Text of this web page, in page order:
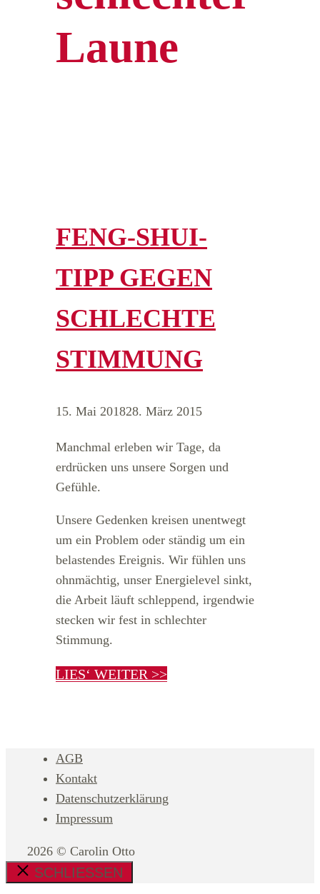
Laune
FENG-SHUI-
TIPP GEGEN
SCHLECHTE
STIMMUNG
15. Mai 201828. März 2015
Manchmal erleben wir Tage, da
erdrücken uns unsere Sorgen und
Gefühle.
Unsere Gedenken kreisen unentwegt
um ein Problem oder ständig um ein
belastendes Ereignis. Wir fühlen uns
ohnmächtig, unser Energielevel sinkt,
die Arbeit läuft schleppend, irgendwie
stecken wir fest in schlechter
Stimmung.
LIES‘ WEITER >>
AGB
Kontakt
Datenschutzerklärung
Impressum
2026 © Carolin Otto
SCHLIESSEN